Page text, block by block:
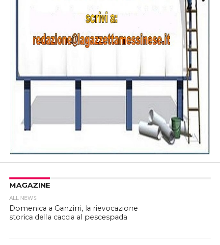
MAGAZINE
ALL NEWS
Domenica a Ganzirri, la rievocazione
storica della caccia al pescespada